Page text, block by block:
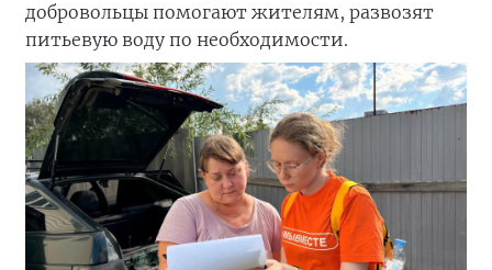
добровольцы помогают жителям, развозят
питьевую воду по необходимости.